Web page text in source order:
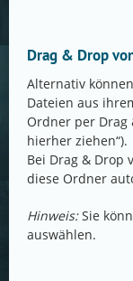
Drag & Drop
Alternativ
Dateien aus
Ordner per Drag
hierher ziehen“).
Bei Drag & Drop
diese Ordner
Hinweis:Sie
auswählen.